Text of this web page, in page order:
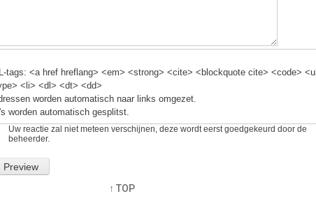
tags: <a href hreflang> <em> <strong> <cite> <blockquote cite> <code> <ul
<li> <dl> <dt> <dd>
worden automatisch naar links omgezet.
worden automatisch gesplitst.
Uw reactie zal niet meteen verschijnen, deze wordt eerst goedgekeurd door de
beheerder.
↑ TOP